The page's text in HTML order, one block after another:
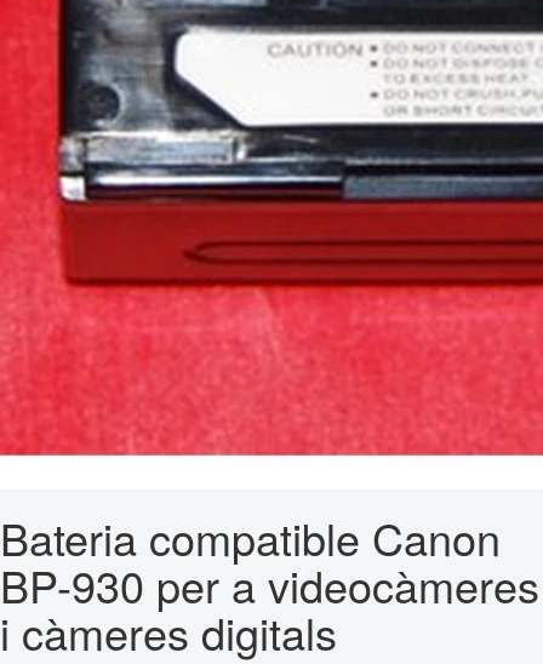
Bateria compatible Canon
BP-930 per a videocàmeres
i càmeres digitals